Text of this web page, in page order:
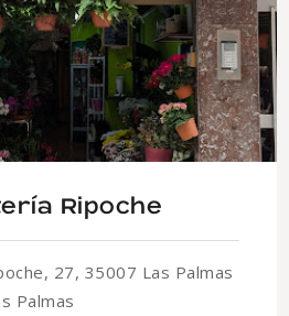
Ripoche
27, 35007 Las Palmas
Palmas